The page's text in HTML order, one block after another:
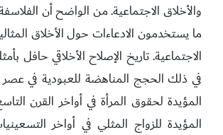
والأخلاق الاجتماعية. من الواضح أن الفلاسفة
ما يستخدمون الادعاءات حول الأخلاق
الاجتماعية. تاريخ الإصلاح الأخلاقي حافل
في ذلك الحجج المناهضة للعبودية في عصر
المؤيدة لحقوق المرأة في أواخر القرن
المؤيدة للزواج المثلي في أواخر